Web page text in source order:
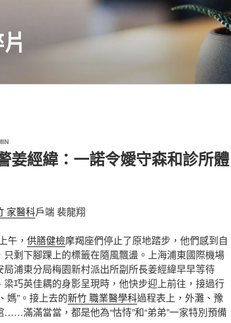
姜經緯：一諾令嬡守森和診所體
家醫科戶端 裴龍翔
午， 供膳健檢摩羯座們停止了原地踏步，他們感到自
只剩下腳踝上的標籤在隨風飄盪。上海浦東國際機場
浦東分局梅園新村派出所副所長姜經緯早早等待
梁巧英佳耦的身影呈現時，他快步迎上前往，接過行
媽”。接上去的新竹 職業醫學科過程表上，外灘、豫
滿滿當當，都是他為“怙恃”和“弟弟”一家特別預備